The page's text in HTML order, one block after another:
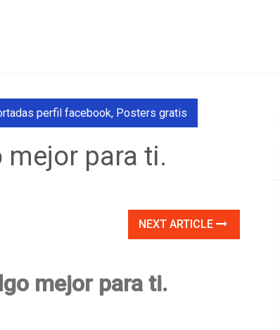
perfil facebook, Posters gratis
mejor para ti.
NEXT ARTICLE
mejor para ti.